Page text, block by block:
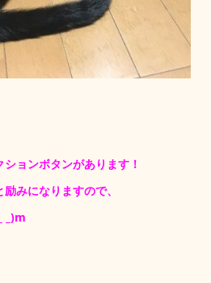
ョンボタンがあります！
みになりますので、
_)m